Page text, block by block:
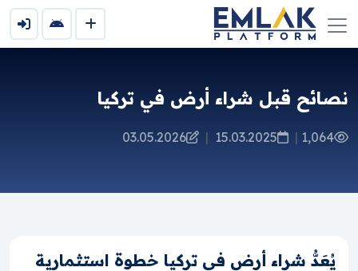
نصائح قبل شراء أرض في تركيا
1,064
|
15.03.2025
|
03.05.2026
يُعَدُّ شراء أرض في تركيا خطوة استثمارية